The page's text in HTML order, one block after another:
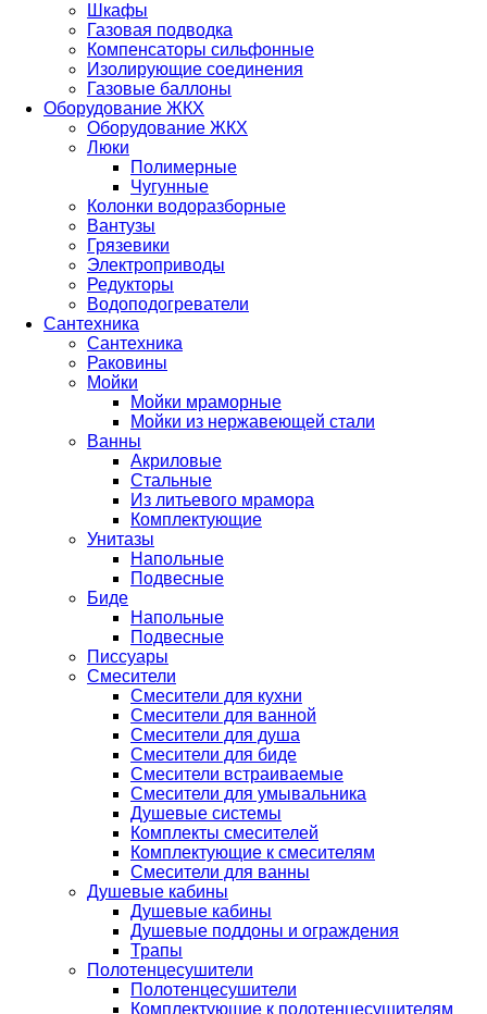
Шкафы
Газовая подводка
Компенсаторы сильфонные
Изолирующие соединения
Газовые баллоны
Оборудование ЖКХ
Оборудование ЖКХ
Люки
Полимерные
Чугунные
Колонки водоразборные
Вантузы
Грязевики
Электроприводы
Редукторы
Водоподогреватели
Сантехника
Сантехника
Раковины
Мойки
Мойки мраморные
Мойки из нержавеющей стали
Ванны
Акриловые
Стальные
Из литьевого мрамора
Комплектующие
Унитазы
Напольные
Подвесные
Биде
Напольные
Подвесные
Писсуары
Смесители
Смесители для кухни
Смесители для ванной
Смесители для душа
Смесители для биде
Смесители встраиваемые
Смесители для умывальника
Душевые системы
Комплекты смесителей
Комплектующие к смесителям
Смесители для ванны
Душевые кабины
Душевые кабины
Душевые поддоны и ограждения
Трапы
Полотенцесушители
Полотенцесушители
Комплектующие к полотенцесушителям